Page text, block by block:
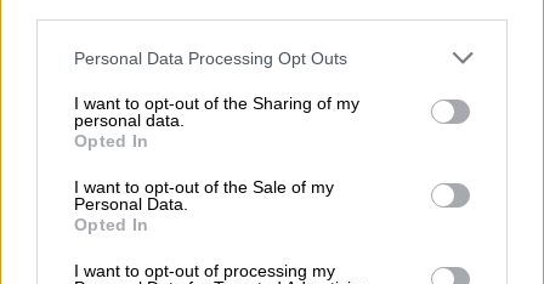
Please note that this website/app uses one or more Google
not limited to your visit or usage behaviour. You may click to
grant or deny consent to Google and its third-party tags to
use your data for below specified purposes in below Google
consent section.
Personal Data Processing Opt Outs
I want to opt-out of the Sharing of my
personal data.
Opted In
I want to opt-out of the Sale of my
Personal Data.
Opted In
I want to opt-out of processing my